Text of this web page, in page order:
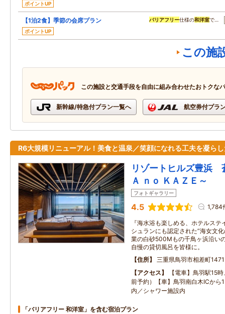
ポイントUP
【1泊2食】季節の会席プラン
ポイントUP
バリアフリー仕様の和洋室で…
この施
この施設と交通手段を自由に組み合わせたおトクな
新幹線/特急付プラン一覧へ 航空券付プラ
R6大規模リニューアル！美食と温泉／笑顔になれる工夫を凝ら
リゾートヒルズ豊浜
Ａ ｎｏ ＫＡＺＥ～
フォトギャラリー
4.5 1,784
『海水浴も楽しめる、ホテルス
シュランにも認定された”海女文
業の白砂500Mもの千鳥ヶ浜沿い
自慢の貸切風呂を皆様に。
住所
三重県鳥羽市相差町1471
アクセス
【電車】鳥羽駅15
前予約）【車】鳥羽南白木ICから
内／シャワー施設内
「バリアフリー 和洋室」を含む宿泊プラン